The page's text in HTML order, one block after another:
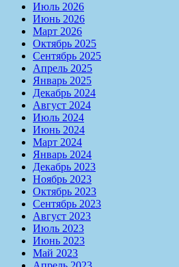
Июль 2026
Июнь 2026
Март 2026
Октябрь 2025
Сентябрь 2025
Апрель 2025
Январь 2025
Декабрь 2024
Август 2024
Июль 2024
Июнь 2024
Март 2024
Январь 2024
Декабрь 2023
Ноябрь 2023
Октябрь 2023
Сентябрь 2023
Август 2023
Июль 2023
Июнь 2023
Май 2023